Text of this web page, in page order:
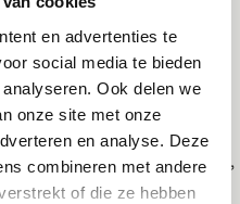
en advertenties te
social media te bieden
Ook delen we
onze site met onze
en analyse. Deze
combineren met andere
of die ze hebben
te vermijden, is een vaste
Loop in het najaar, als het
draaipoortlangs en maak
het hang- en sluitwerk
poort nog recht hangt en
de eventuele automatisering,
nauwkeurig. Kleine